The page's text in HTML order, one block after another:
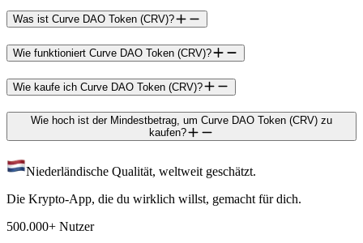
Was ist Curve DAO Token (CRV)?
Wie funktioniert Curve DAO Token (CRV)?
Wie kaufe ich Curve DAO Token (CRV)?
Wie hoch ist der Mindestbetrag, um Curve DAO Token (CRV) zu
kaufen?
Niederländische Qualität, weltweit geschätzt.
Die Krypto-App, die du wirklich willst, gemacht für dich.
500.000+ Nutzer